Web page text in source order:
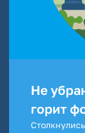
Не
горит